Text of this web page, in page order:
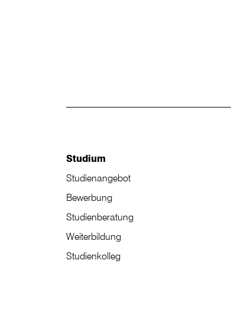
Studium
Studienangebot
Bewerbung
Studienberatung
Weiterbildung
Studienkolleg